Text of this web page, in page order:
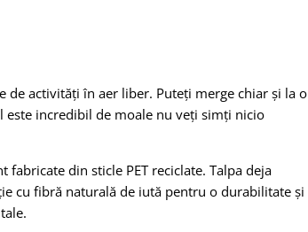
activități în aer liber. Puteți merge chiar și la o
incredibil de moale nu veți simți nicio
din sticle PET reciclate. Talpa deja
cu fibră naturală de iută pentru o durabilitate și